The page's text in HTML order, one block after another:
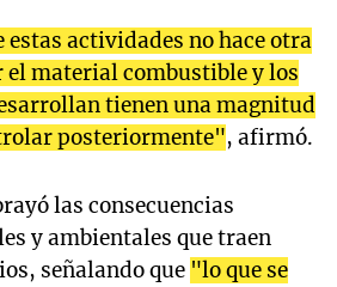
actividades no hace otra
el material combustible y los
tienen una magnitud
posteriormente", afirmó.
las consecuencias
y ambientales que traen
señalando que "lo que se